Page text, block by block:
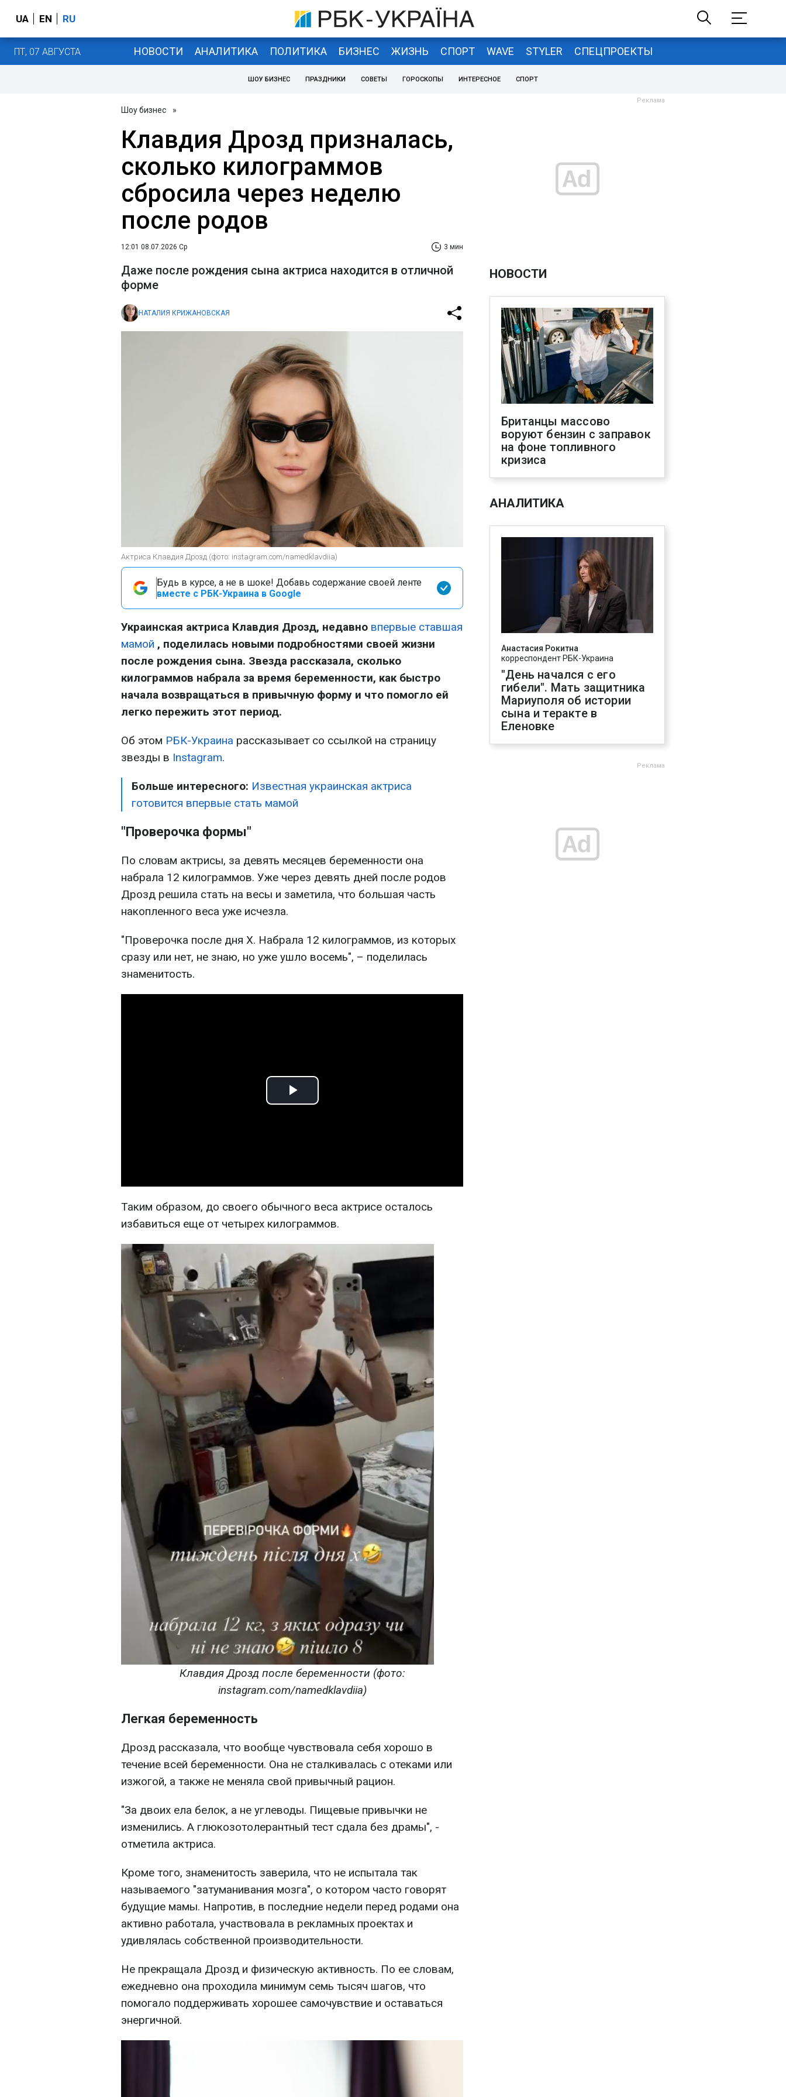
UA EN RU
ПТ, 07 АВГУСТА НОВОСТИ АНАЛИТИКА ПОЛИТИКА БИЗНЕС ЖИЗНЬ СПОРТ WAVE STYLER СПЕЦПРОЕКТЫ
ШОУ БИЗНЕС ПРАЗДНИКИ СОВЕТЫ ГОРОСКОПЫ ИНТЕРЕСНОЕ СПОРТ
Шоу бизнес »
Клавдия Дрозд призналась,
сколько килограммов
сбросила через неделю
после родов
12:01 08.07.2026 Ср 3 мин
Даже после рождения сына актриса находится в отличной
форме
НАТАЛИЯ КРИЖАНОВСКАЯ
Актриса Клавдия Дрозд (фото: instagram.com/namedklavdiia)
Будь в курсе, а не в шоке! Добавь содержание своей ленте
вместе с РБК-Украина в Google
Украинская актриса Клавдия Дрозд, недавно впервые ставшая
мамой , поделилась новыми подробностями своей жизни
после рождения сына. Звезда рассказала, сколько
килограммов набрала за время беременности, как быстро
начала возвращаться в привычную форму и что помогло ей
легко пережить этот период.
Об этом РБК-Украина рассказывает со ссылкой на страницу
звезды в Instagram.
Больше интересного: Известная украинская актриса
готовится впервые стать мамой
"Проверочка формы"
По словам актрисы, за девять месяцев беременности она
набрала 12 килограммов. Уже через девять дней после родов
Дрозд решила стать на весы и заметила, что большая часть
накопленного веса уже исчезла.
"Проверочка после дня Х. Набрала 12 килограммов, из которых
сразу или нет, не знаю, но уже ушло восемь", – поделилась
знаменитость.
Play
Таким образом, до своего обычного веса актрисе осталось
избавиться еще от четырех килограммов.
Клавдия Дрозд после беременности (фото:
instagram.com/namedklavdiia)
Легкая беременность
Дрозд рассказала, что вообще чувствовала себя хорошо в
течение всей беременности. Она не сталкивалась с отеками или
изжогой, а также не меняла свой привычный рацион.
"За двоих ела белок, а не углеводы. Пищевые привычки не
изменились. А глюкозотолерантный тест сдала без драмы", -
отметила актриса.
Кроме того, знаменитость заверила, что не испытала так
называемого "затуманивания мозга", о котором часто говорят
будущие мамы. Напротив, в последние недели перед родами она
активно работала, участвовала в рекламных проектах и
удивлялась собственной производительности.
Не прекращала Дрозд и физическую активность. По ее словам,
ежедневно она проходила минимум семь тысяч шагов, что
помогало поддерживать хорошее самочувствие и оставаться
энергичной.
НОВОСТИ
Британцы массово
воруют бензин с заправок
на фоне топливного
кризиса
АНАЛИТИКА
Анастасия Рокитна
корреспондент РБК-Украина
"День начался с его
гибели". Мать защитника
Мариуполя об истории
сына и теракте в
Еленовке